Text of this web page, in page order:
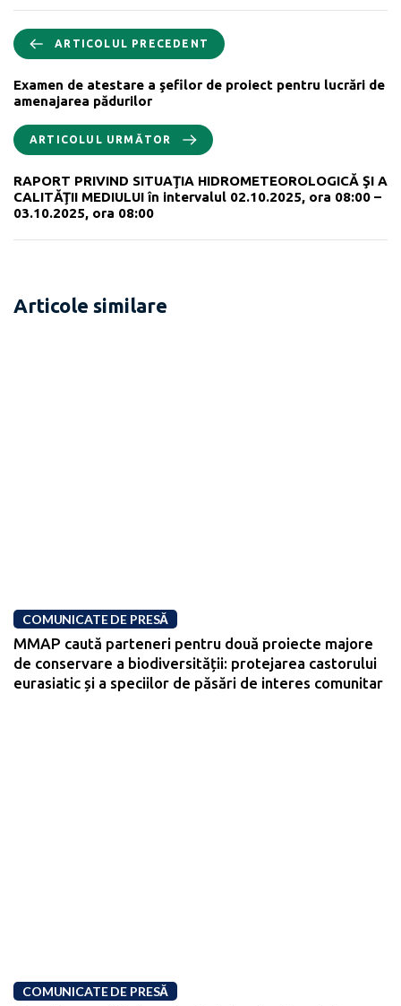
ARTICOLUL PRECEDENT
Examen de atestare a şefilor de proiect pentru lucrări de
amenajarea pădurilor
ARTICOLUL URMĂTOR
RAPORT PRIVIND SITUAŢIA HIDROMETEOROLOGICĂ ŞI A
CALITĂŢII MEDIULUI în intervalul 02.10.2025, ora 08:00 –
03.10.2025, ora 08:00
Articole similare
COMUNICATE DE PRESĂ
MMAP caută parteneri pentru două proiecte majore
de conservare a biodiversității: protejarea castorului
eurasiatic și a speciilor de păsări de interes comunitar
COMUNICATE DE PRESĂ